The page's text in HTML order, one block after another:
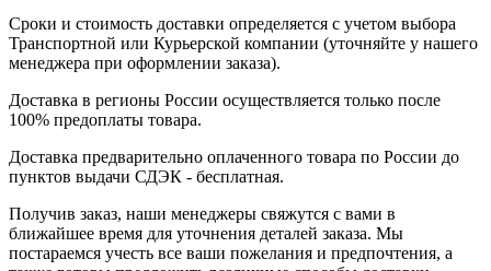
Сроки и стоимость доставки определяется с учетом выбора
Транспортной или Курьерской компании (уточняйте у нашего
менеджера при оформлении заказа).
Доставка в регионы России осуществляется только после
100% предоплаты товара.
Доставка предварительно оплаченного товара по России до
пунктов выдачи СДЭК - бесплатная.
Получив заказ, наши менеджеры свяжутся с вами в
ближайшее время для уточнения деталей заказа. Мы
постараемся учесть все ваши пожелания и предпочтения, а